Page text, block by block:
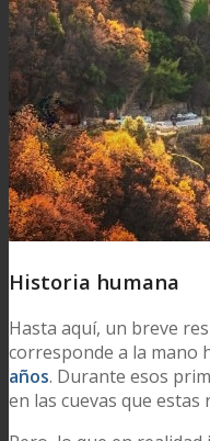
Historia humana
Hasta aquí, un breve
corresponde a la mano
años. Durante esos
en las cuevas que